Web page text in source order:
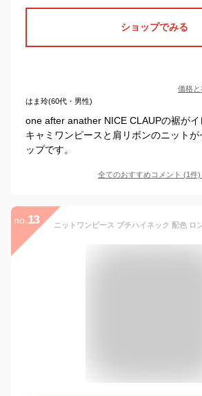
ショップでみる
価格と
はま玲(60代・男性)
one after anather NICE CLAUPの裾が
キャミワンピースと肩リボンのニット
ップです。
全てのおすすめコメント (1件)
no. 13